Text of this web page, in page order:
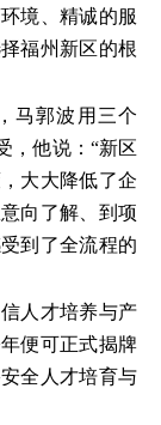
境、精诚的服
福州新区的根
马郭波用三个
，他说：“新区
大大降低了企
向了解、到项
到了全流程的
人才培养与产
便可正式揭牌
全人才培育与